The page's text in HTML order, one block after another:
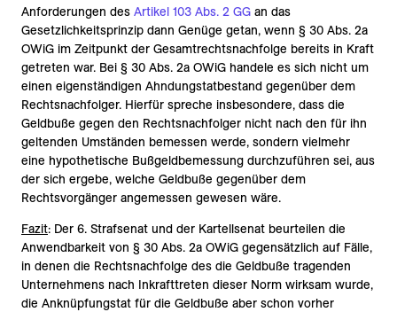
Anforderungen des Artikel 103 Abs. 2 GG an das
Gesetzlichkeitsprinzip dann Genüge getan, wenn § 30 Abs. 2a
OWiG im Zeitpunkt der Gesamtrechtsnachfolge bereits in Kraft
getreten war. Bei § 30 Abs. 2a OWiG handele es sich nicht um
einen eigenständigen Ahndungstatbestand gegenüber dem
Rechtsnachfolger. Hierfür spreche insbesondere, dass die
Geldbuße gegen den Rechtsnachfolger nicht nach den für ihn
geltenden Umständen bemessen werde, sondern vielmehr
eine hypothetische Bußgeldbemessung durchzuführen sei, aus
der sich ergebe, welche Geldbuße gegenüber dem
Rechtsvorgänger angemessen gewesen wäre.
Fazit: Der 6. Strafsenat und der Kartellsenat beurteilen die
Anwendbarkeit von § 30 Abs. 2a OWiG gegensätzlich auf Fälle,
in denen die Rechtsnachfolge des die Geldbuße tragenden
Unternehmens nach Inkrafttreten dieser Norm wirksam wurde,
die Anknüpfungstat für die Geldbuße aber schon vorher